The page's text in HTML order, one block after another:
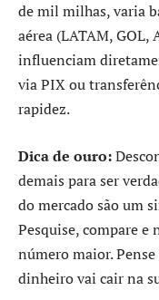
de mil milhas, varia
aérea (LATAM, GOL,
influenciam
via PIX ou
rapidez.
Dica de ouro:
demais para ser
do mercado são um
Pesquise, compare e
número maior.
dinheiro vai cair na